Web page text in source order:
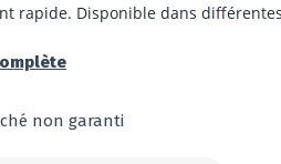
rapide. Disponible dans
non garanti